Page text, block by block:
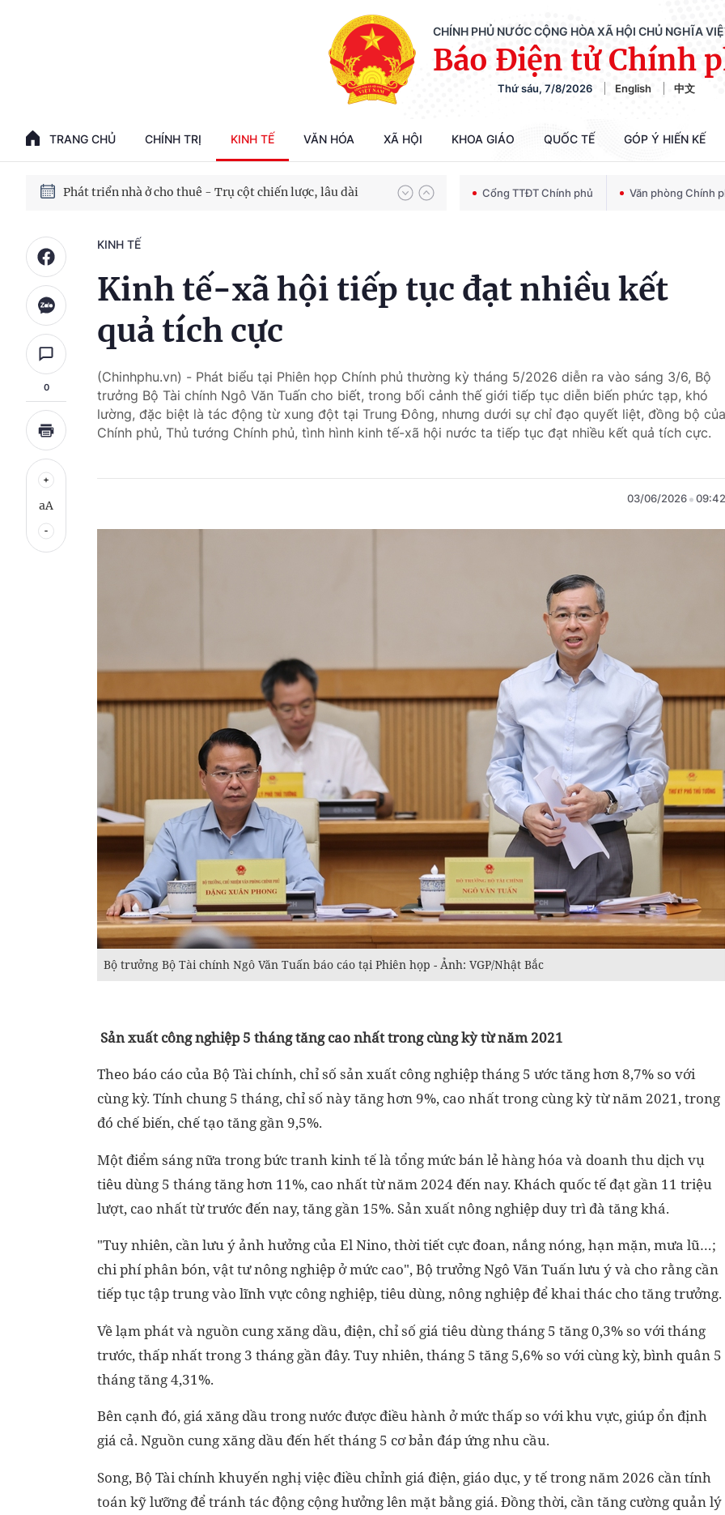
CHÍNH PHỦ NƯỚC CỘNG HÒA XÃ HỘI CHỦ NGHĨA
Báo Điện tử Chính
Thứ sáu, 7/8/2026 English 中文
TRANG CHỦ CHÍNH TRỊ KINH TẾ VĂN HÓA XÃ HỘI KHOA GIÁO QUỐC TẾ GÓP Ý HIẾN KẾ
Phát triển kinh tế nhà nước trong kỷ nguyên mới
Chiến dịch 500 ngày đêm tìm kiếm, quy tập và xác định danh tính hài cốt liệt sĩ
Bảo vệ nền tảng tư tưởng của Đảng trong kỷ nguyên phát triển mới
Phát triển nhà ở cho thuê - Trụ cột chiến lược, lâu dài Cổng TTĐT Chính phủ Văn phòng Chính
0
aA
KINH TẾ
Kinh tế-xã hội tiếp tục đạt nhiều kết
quả tích cực
(Chinhphu.vn) - Phát biểu tại Phiên họp Chính phủ thường kỳ tháng 5/2026 diễn ra vào sáng 3/6, Bộ
trưởng Bộ Tài chính Ngô Văn Tuấn cho biết, trong bối cảnh thế giới tiếp tục diễn biến phức tạp, khó
lường, đặc biệt là tác động từ xung đột tại Trung Đông, nhưng dưới sự chỉ đạo quyết liệt, đồng bộ của
Chính phủ, Thủ tướng Chính phủ, tình hình kinh tế-xã hội nước ta tiếp tục đạt nhiều kết quả tích cực.
03/06/2026 09:42
Bộ trưởng Bộ Tài chính Ngô Văn Tuấn báo cáo tại Phiên họp - Ảnh: VGP/Nhật Bắc
Sản xuất công nghiệp 5 tháng tăng cao nhất trong cùng kỳ từ năm 2021
Theo báo cáo của Bộ Tài chính, chỉ số sản xuất công nghiệp tháng 5 ước tăng hơn 8,7% so với
cùng kỳ. Tính chung 5 tháng, chỉ số này tăng hơn 9%, cao nhất trong cùng kỳ từ năm 2021, trong
đó chế biến, chế tạo tăng gần 9,5%.
Một điểm sáng nữa trong bức tranh kinh tế là tổng mức bán lẻ hàng hóa và doanh thu dịch vụ
tiêu dùng 5 tháng tăng hơn 11%, cao nhất từ năm 2024 đến nay. Khách quốc tế đạt gần 11 triệu
lượt, cao nhất từ trước đến nay, tăng gần 15%. Sản xuất nông nghiệp duy trì đà tăng khá.
"Tuy nhiên, cần lưu ý ảnh hưởng của El Nino, thời tiết cực đoan, nắng nóng, hạn mặn, mưa lũ…;
chi phí phân bón, vật tư nông nghiệp ở mức cao", Bộ trưởng Ngô Văn Tuấn lưu ý và cho rằng cần
tiếp tục tập trung vào lĩnh vực công nghiệp, tiêu dùng, nông nghiệp để khai thác cho tăng trưởng.
Về lạm phát và nguồn cung xăng dầu, điện, chỉ số giá tiêu dùng tháng 5 tăng 0,3% so với tháng
trước, thấp nhất trong 3 tháng gần đây. Tuy nhiên, tháng 5 tăng 5,6% so với cùng kỳ, bình quân 5
tháng tăng 4,31%.
Bên cạnh đó, giá xăng dầu trong nước được điều hành ở mức thấp so với khu vực, giúp ổn định
giá cả. Nguồn cung xăng dầu đến hết tháng 5 cơ bản đáp ứng nhu cầu.
Song, Bộ Tài chính khuyến nghị việc điều chỉnh giá điện, giáo dục, y tế trong năm 2026 cần tính
toán kỹ lưỡng để tránh tác động cộng hưởng lên mặt bằng giá. Đồng thời, cần tăng cường quản lý